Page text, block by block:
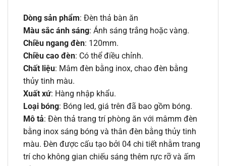
Dòng sản phẩm: Đèn thả bàn ăn
Màu sắc ánh sáng: Ánh sáng trắng hoặc vàng.
Chiều ngang đèn: 120mm.
Chiều cao đèn: Có thể điều chỉnh.
Chất liệu: Mâm đèn bằng inox, chao đèn bằng
thủy tinh màu.
Xuất xứ: Hàng nhập khẩu.
Loại bóng: Bóng led, giá trên đã bao gồm bóng.
Mô tả: Đèn thả trang trí phòng ăn với mâmm đèn
bằng inox sáng bóng và thân đèn bằng thủy tinh
màu. Đèn được cấu tạo bởi 04 chi tiết nhằm trang
trí cho không gian chiếu sáng thêm rực rỡ và ấm